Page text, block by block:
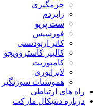
جرمگیری
رابردم
ست پریو
فورسپس
کاتر ارتودنسی
کالیپر کاستروویجو
کامپوزیت
لابراتوری
هموستات سوزنگیر
راه های ارتباطی
درباره دنتیکال مارکت